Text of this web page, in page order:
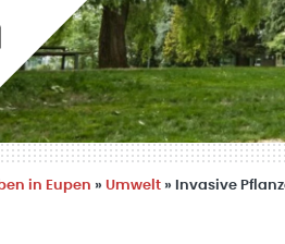
in Eupen » Umwelt » Invasive